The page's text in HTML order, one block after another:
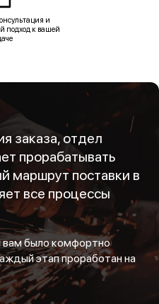
и
подход к вашей
заказа, отдел
прорабатывать
маршрут поставки в
все процессы
было комфортно
этап проработан на